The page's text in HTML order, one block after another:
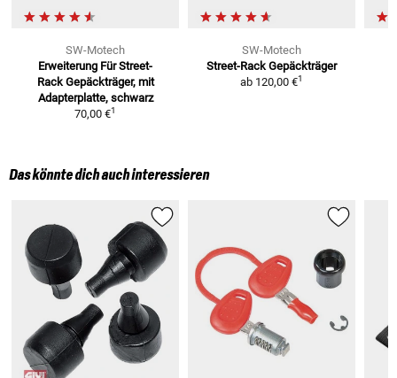
SW-Motech
Erweiterung Für Street-
Rack Gepäckträger, mit
Adapterplatte, schwarz
70,00 €1
SW-Motech
Street-Rack Gepäckträger
ab 120,00 €1
Das könnte dich auch interessieren